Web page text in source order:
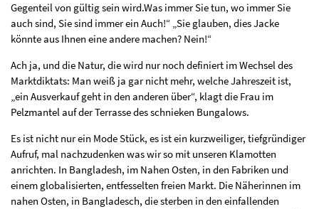
Gegenteil von gültig sein wird.Was immer Sie tun, wo immer Sie
auch sind, Sie sind immer ein Auch!“ „Sie glauben, dies Jacke
könnte aus Ihnen eine andere machen? Nein!“
Ach ja, und die Natur, die wird nur noch definiert im Wechsel des
Marktdiktats: Man weiß ja gar nicht mehr, welche Jahreszeit ist,
„ein Ausverkauf geht in den anderen über“, klagt die Frau im
Pelzmantel auf der Terrasse des schnieken Bungalows.
Es ist nicht nur ein Mode Stück, es ist ein kurzweiliger, tiefgründiger
Aufruf, mal nachzudenken was wir so mit unseren Klamotten
anrichten. In Bangladesh, im Nahen Osten, in den Fabriken und
einem globalisierten, entfesselten freien Markt. Die Näherinnen im
nahen Osten, in Bangladesch, die sterben in den einfallenden